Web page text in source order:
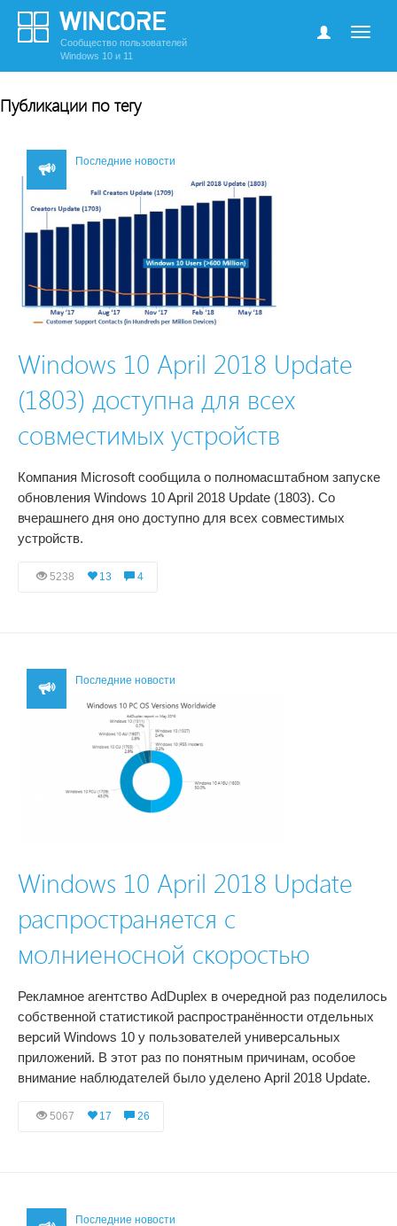
Сообщество пользователей
Windows 10 и 11
Публикации по тегу
Последние новости
Windows 10 April 2018 Update
(1803) доступна для всех
совместимых устройств
Компания Microsoft сообщила о полномасштабном запуске
обновления Windows 10 April 2018 Update (1803). Со
вчерашнего дня оно доступно для всех совместимых
устройств.
5238 13 4
Последние новости
Windows 10 April 2018 Update
распространяется с
молниеносной скоростью
Рекламное агентство AdDuplex в очередной раз поделилось
собственной статистикой распространённости отдельных
версий Windows 10 у пользователей универсальных
приложений. В этот раз по понятным причинам, особое
внимание наблюдателей было уделено April 2018 Update.
5067 17 26
Последние новости